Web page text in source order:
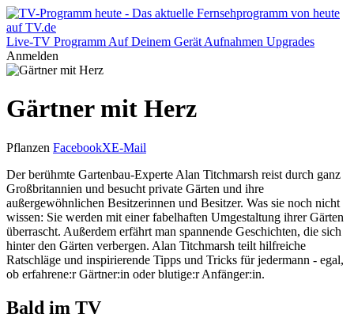
Live-TV Programm Auf Deinem Gerät Aufnahmen Upgrades
Anmelden
Gärtner mit Herz
Pflanzen FacebookXE-Mail
Der berühmte Gartenbau-Experte Alan Titchmarsh reist durch ganz
Großbritannien und besucht private Gärten und ihre
außergewöhnlichen Besitzerinnen und Besitzer. Was sie noch nicht
wissen: Sie werden mit einer fabelhaften Umgestaltung ihrer Gärten
überrascht. Außerdem erfährt man spannende Geschichten, die sich
hinter den Gärten verbergen. Alan Titchmarsh teilt hilfreiche
Ratschläge und inspirierende Tipps und Tricks für jedermann - egal,
ob erfahrene:r Gärtner:in oder blutige:r Anfänger:in.
Bald im TV